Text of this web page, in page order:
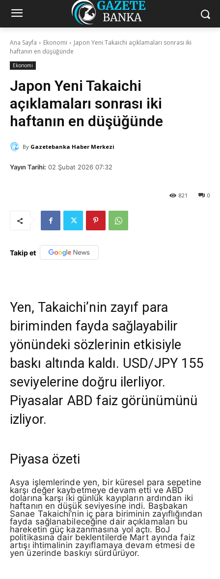
Ana Sayfa Ekonomi
Japon Yeni Takaichi açıklamaları sonrası iki
haftanın en düşüğünde
Ekonomi
Japon Yeni Takaichi
açıklamaları sonrası iki
haftanın en düşüğünde
By Gazetebanka Haber Merkezi
Yayın Tarihi: 02 Şubat 2026 07:32
0
821
Takip et
Yen, Takaichi’nin zayıf para
biriminden fayda sağlayabilir
yönündeki sözlerinin etkisiyle
baskı altında kaldı. USD/JPY 155
seviyelerine doğru ilerliyor.
Piyasalar ABD faiz görünümünü
izliyor.
Piyasa özeti
Asya işlemlerinde yen, bir küresel para sepetine
karşı değer kaybetmeye devam etti ve ABD
dolarına karşı iki günlük kayıpların ardından iki
haftanın en düşük seviyesine indi. Başbakan
Sanae Takaichi’nin iç para biriminin zayıflığından
fayda sağlanabileceğine dair açıklamaları bu
hareketin güç kazanmasına yol açtı. BoJ
politikasına dair beklentilerde Mart ayında faiz
artışı ihtimalinin zayıflamaya devam etmesi de
yen üzerinde baskıyı sürdürüyor.